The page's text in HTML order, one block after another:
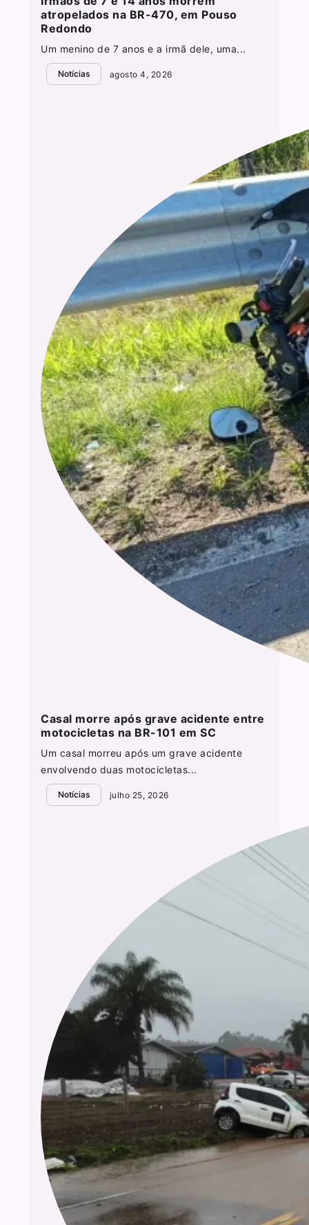
atropelados na BR-470, em Pouso
Redondo
Um menino de 7 anos e a irmã dele, uma...
Notícias agosto 4, 2026
Casal morre após grave acidente entre
motocicletas na BR-101 em SC
Um casal morreu após um grave acidente
envolvendo duas motocicletas...
Notícias julho 25, 2026